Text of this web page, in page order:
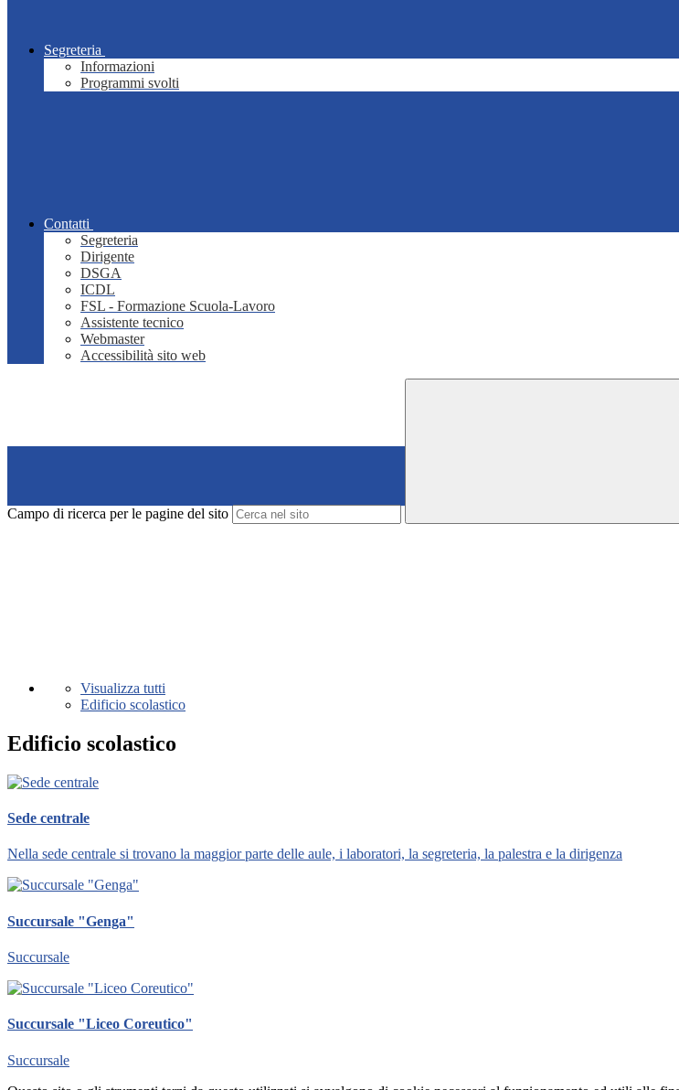
Segreteria
Informazioni
Programmi svolti
Contatti
Segreteria
Dirigente
DSGA
ICDL
FSL - Formazione Scuola-Lavoro
Assistente tecnico
Webmaster
Accessibilità sito web
Campo di ricerca per le pagine del sito
Visualizza tutti
Edificio scolastico
Edificio scolastico
Sede centrale
Nella sede centrale si trovano la maggior parte delle aule, i laboratori, la segreteria, la palestra e la dirigenza
Succursale "Genga"
Succursale
Succursale "Liceo Coreutico"
Succursale